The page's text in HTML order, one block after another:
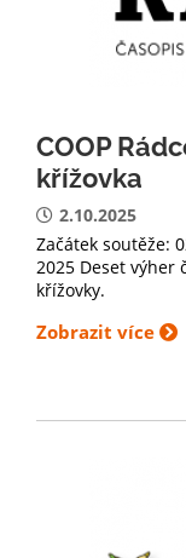
COOP
křížovka
2.10.2025
Začátek soutěže:
2025 Deset výher
křížovky.
Zobrazit více